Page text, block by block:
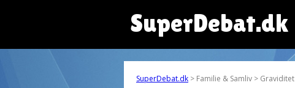
SuperDebat.dk
SuperDebat.dk > Familie & Samliv > Graviditet